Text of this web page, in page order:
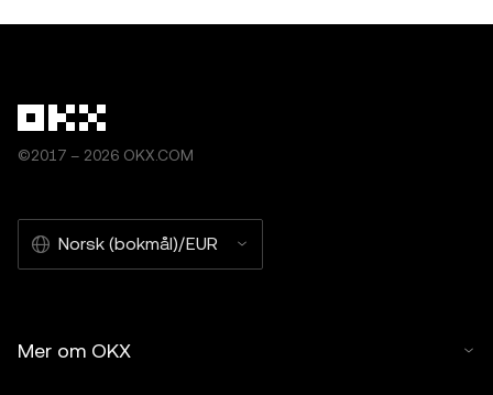
©2017 – 2026 OKX.COM
Norsk (bokmål)/EUR
Mer om OKX